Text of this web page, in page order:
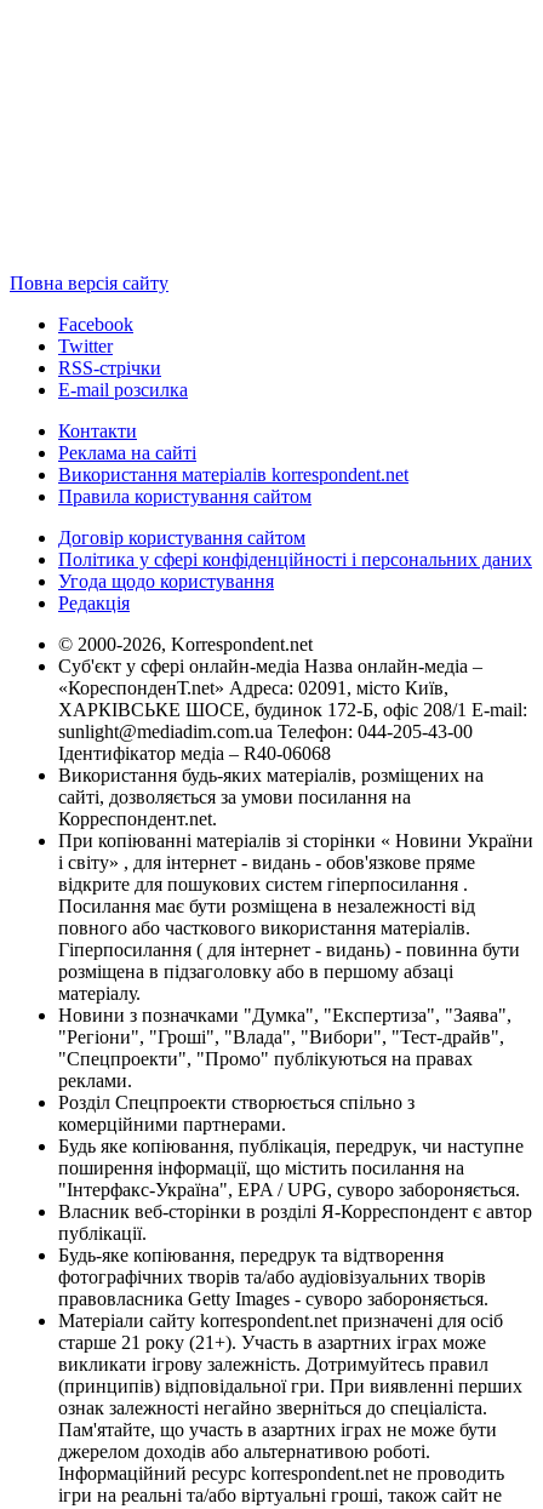
Повна версія сайту
Facebook
Twitter
RSS-стрічки
E-mail розсилка
Контакти
Реклама на сайті
Використання матеріалів korrespondent.net
Правила користування сайтом
Договір користування сайтом
Політика у сфері конфіденційності і персональних даних
Угода щодо користування
Редакція
© 2000-2026, Korrespondent.net
Суб'єкт у сфері онлайн-медіа Назва онлайн-медіа –
«КореспонденТ.net» Адреса: 02091, місто Київ,
ХАРКІВСЬКЕ ШОСЕ, будинок 172-Б, офіс 208/1 E-mail:
sunlight@mediadim.com.ua Телефон: 044-205-43-00
Ідентифікатор медіа – R40-06068
Використання будь-яких матеріалів, розміщених на
сайті, дозволяється за умови посилання на
Корреспондент.net.
При копіюванні матеріалів зі сторінки « Новини України
і світу» , для інтернет - видань - обов'язкове пряме
відкрите для пошукових систем гіперпосилання .
Посилання має бути розміщена в незалежності від
повного або часткового використання матеріалів.
Гіперпосилання ( для інтернет - видань) - повинна бути
розміщена в підзаголовку або в першому абзаці
матеріалу.
Новини з позначками "Думка", "Експертиза", "Заява",
"Регіони", "Гроші", "Влада", "Вибори", "Тест-драйв",
"Спецпроекти", "Промо" публікуються на правах
реклами.
Розділ Спецпроекти створюється спільно з
комерційними партнерами.
Будь яке копіювання, публікація, передрук, чи наступне
поширення інформації, що містить посилання на
"Інтерфакс-Україна", EPA / UPG, суворо забороняється.
Власник веб-сторінки в розділі Я-Корреспондент є автор
публікації.
Будь-яке копіювання, передрук та відтворення
фотографічних творів та/або аудіовізуальних творів
правовласника Getty Images - суворо забороняється.
Матеріали сайту korrespondent.net призначені для осіб
старше 21 року (21+). Участь в азартних іграх може
викликати ігрову залежність. Дотримуйтесь правил
(принципів) відповідальної гри. При виявленні перших
ознак залежності негайно зверніться до спеціаліста.
Пам'ятайте, що участь в азартних іграх не може бути
джерелом доходів або альтернативою роботі.
Інформаційний ресурс korrespondent.net не проводить
ігри на реальні та/або віртуальні гроші, також сайт не